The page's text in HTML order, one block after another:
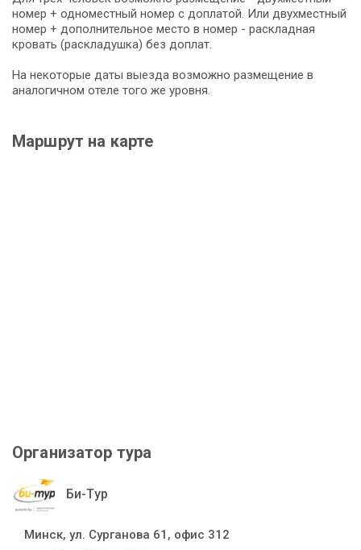
номер + одноместный номер с доплатой. Или двухместный
номер + дополнительное место в номер - раскладная
кровать (раскладушка) без доплат.
На некоторые даты выезда возможно размещение в
аналогичном отеле того же уровня.
Маршрут на карте
Организатор тура
Би-Тур
Минск, ул. Сурганова 61, офис 312